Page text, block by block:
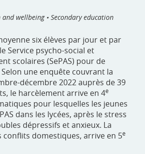
and wellbeing • Secondary education
six élèves par jour et par
Service psycho-social et
scolaires (SePAS) pour de
une enquête couvrant la
décembre 2022 auprès de 39
le harcèlement arrive en 4e
pour lesquelles les jeunes
dans les lycées, après le stress
dépressifs et anxieux. La
conflits domestiques, arrive en 5e